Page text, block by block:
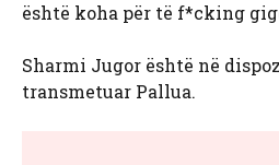
është koha për të f*cking
Sharmi Jugor është në
transmetuar Pallua.